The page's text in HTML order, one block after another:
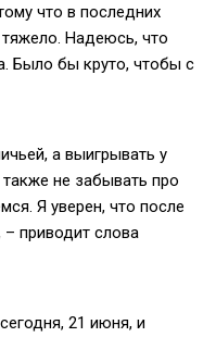
что в последних
Надеюсь, что
Было бы круто, чтобы с
а выигрывать у
не забывать про
Я уверен, что после
приводит слова
21 июня, и